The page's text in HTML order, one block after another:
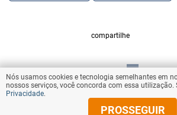
compartilhe
VOLTAR AO TOPO
© Copyright 2025 Diários Associados
Nós usamos cookies e tecnologia semelhantes em
nossos serviços, você concorda com essa utilização.
Privacidade.
PROSSEGUIR